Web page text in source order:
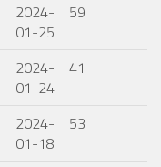
2024-
01-25
59
2024-
01-24
41
2024-
01-18
53